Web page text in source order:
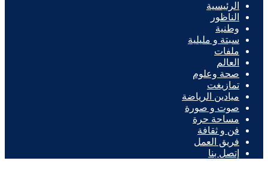
الرئيسية
الناظور
وطنية
سبتة و مليلية
ملفات
العالم
صحة وعلوم
تمازيغت
ميادين الرياضة
صوت و صورة
مساحة حرة
فن و ثقافة
فريق العمل
إتصل بنا